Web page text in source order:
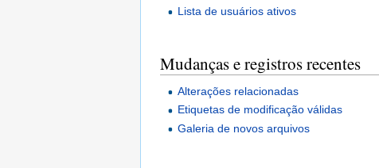
Lista de usuários ativos
Mudanças e registros recentes
Alterações relacionadas
Etiquetas de modificação válidas
Galeria de novos arquivos